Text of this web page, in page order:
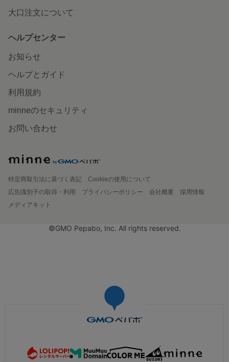
大口注文について
ヘルプセンター
お知らせ
ヘルプとガイド
利用規約
minneのセキュリティ
お問い合わせ
特定商取引法に基づく表記
Cookieの使用について
広告識別子の取得・利用
プライバシーポリシー 会社概要
採用情報
メディアキット
©GMO Pepabo, Inc. All rights reserved.